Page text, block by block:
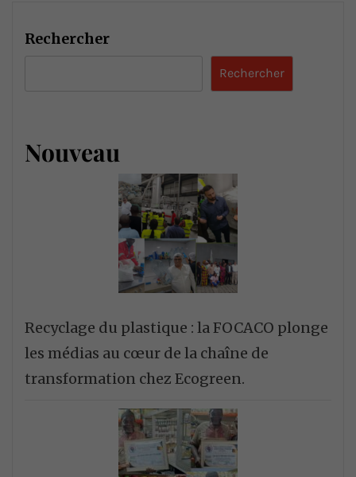
Rechercher
Rechercher
Nouveau
Recyclage du plastique : la FOCACO plonge
les médias au cœur de la chaîne de
transformation chez Ecogreen.